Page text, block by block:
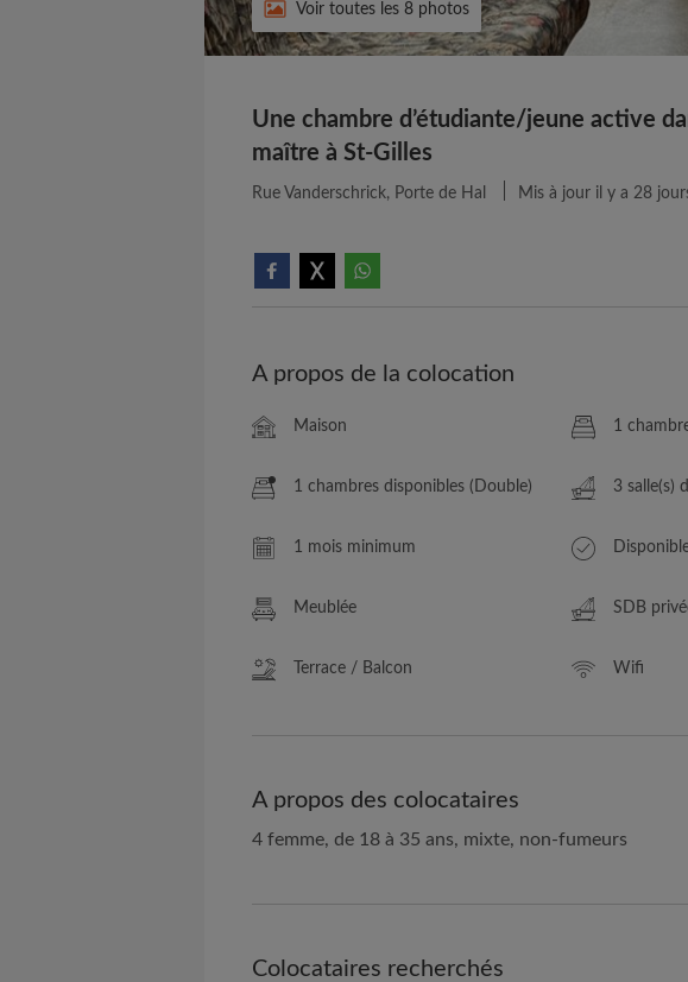
Voir toutes les 8 photos
Une chambre d’étudiante/jeune active
maître à St-Gilles
Rue Vanderschrick, Porte de Hal Mis à jour il y a 28
A propos de la colocation
Maison 1
1 chambres disponibles (Double) 3 salle(s)
1 mois minimum
Meublée SDB
Terrace / Balcon Wifi
A propos des colocataires
4 femme, de 18 à 35 ans, mixte, non-fumeurs
Colocataires recherchés